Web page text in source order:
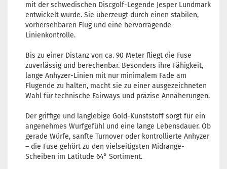
mit der schwedischen Discgolf-Legende Jesper Lundmark
entwickelt wurde. Sie überzeugt durch einen stabilen,
vorhersehbaren Flug und eine hervorragende
Linienkontrolle.
Bis zu einer Distanz von ca. 90 Meter fliegt die Fuse
zuverlässig und berechenbar. Besonders ihre Fähigkeit,
lange Anhyzer-Linien mit nur minimalem Fade am
Flugende zu halten, macht sie zu einer ausgezeichneten
Wahl für technische Fairways und präzise Annäherungen.
Der griffige und langlebige Gold-Kunststoff sorgt für ein
angenehmes Wurfgefühl und eine lange Lebensdauer. Ob
gerade Würfe, sanfte Turnover oder kontrollierte Anhyzer
– die Fuse gehört zu den vielseitigsten Midrange-
Scheiben im Latitude 64° Sortiment.